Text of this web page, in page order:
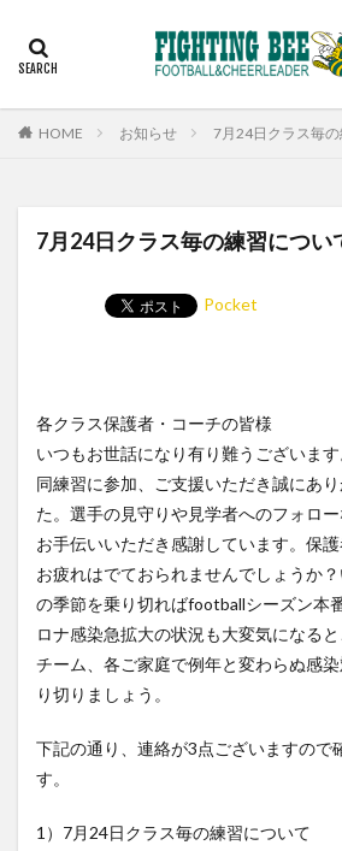
HOME お知らせ 7月24日クラス毎
7月24日クラス毎の練習につい
Pocket
各クラス保護者・コーチの皆様
いつもお世話になり有り難うございま
同練習に参加、ご支援いただき誠にあ
た。選手の見守りや見学者へのフォロ
お手伝いいただき感謝しています。保
お疲れはでておられませんでしょうか
の季節を乗り切ればfootballシーズン本
ロナ感染急拡大の状況も大変気になる
チーム、各ご家庭で例年と変わらぬ感
り切りましょう。
下記の通り、連絡が3点ございますので
す。
1）7月24日クラス毎の練習について
カテゴリー